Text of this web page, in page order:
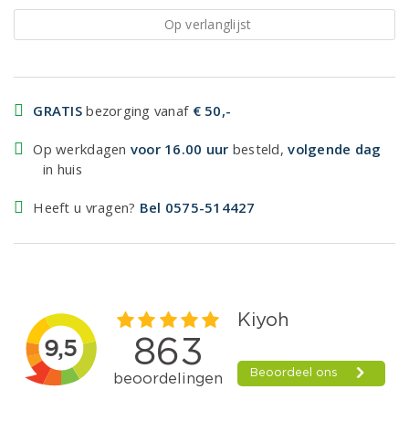
Op verlanglijst
GRATIS bezorging vanaf € 50,-
Op werkdagen voor 16.00 uur besteld,volgende dag
in huis
Heeft u vragen? Bel 0575-514427